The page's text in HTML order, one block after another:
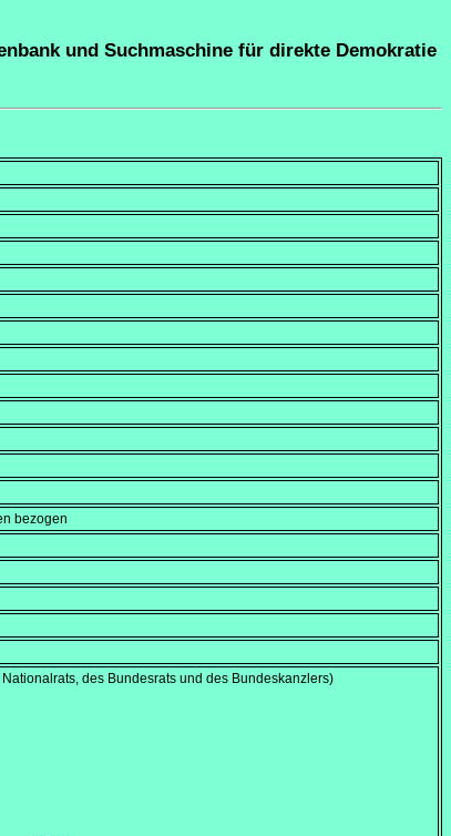
und Suchmaschine für direkte Demokratie
bezogen
des Bundesrats und des Bundeskanzlers)